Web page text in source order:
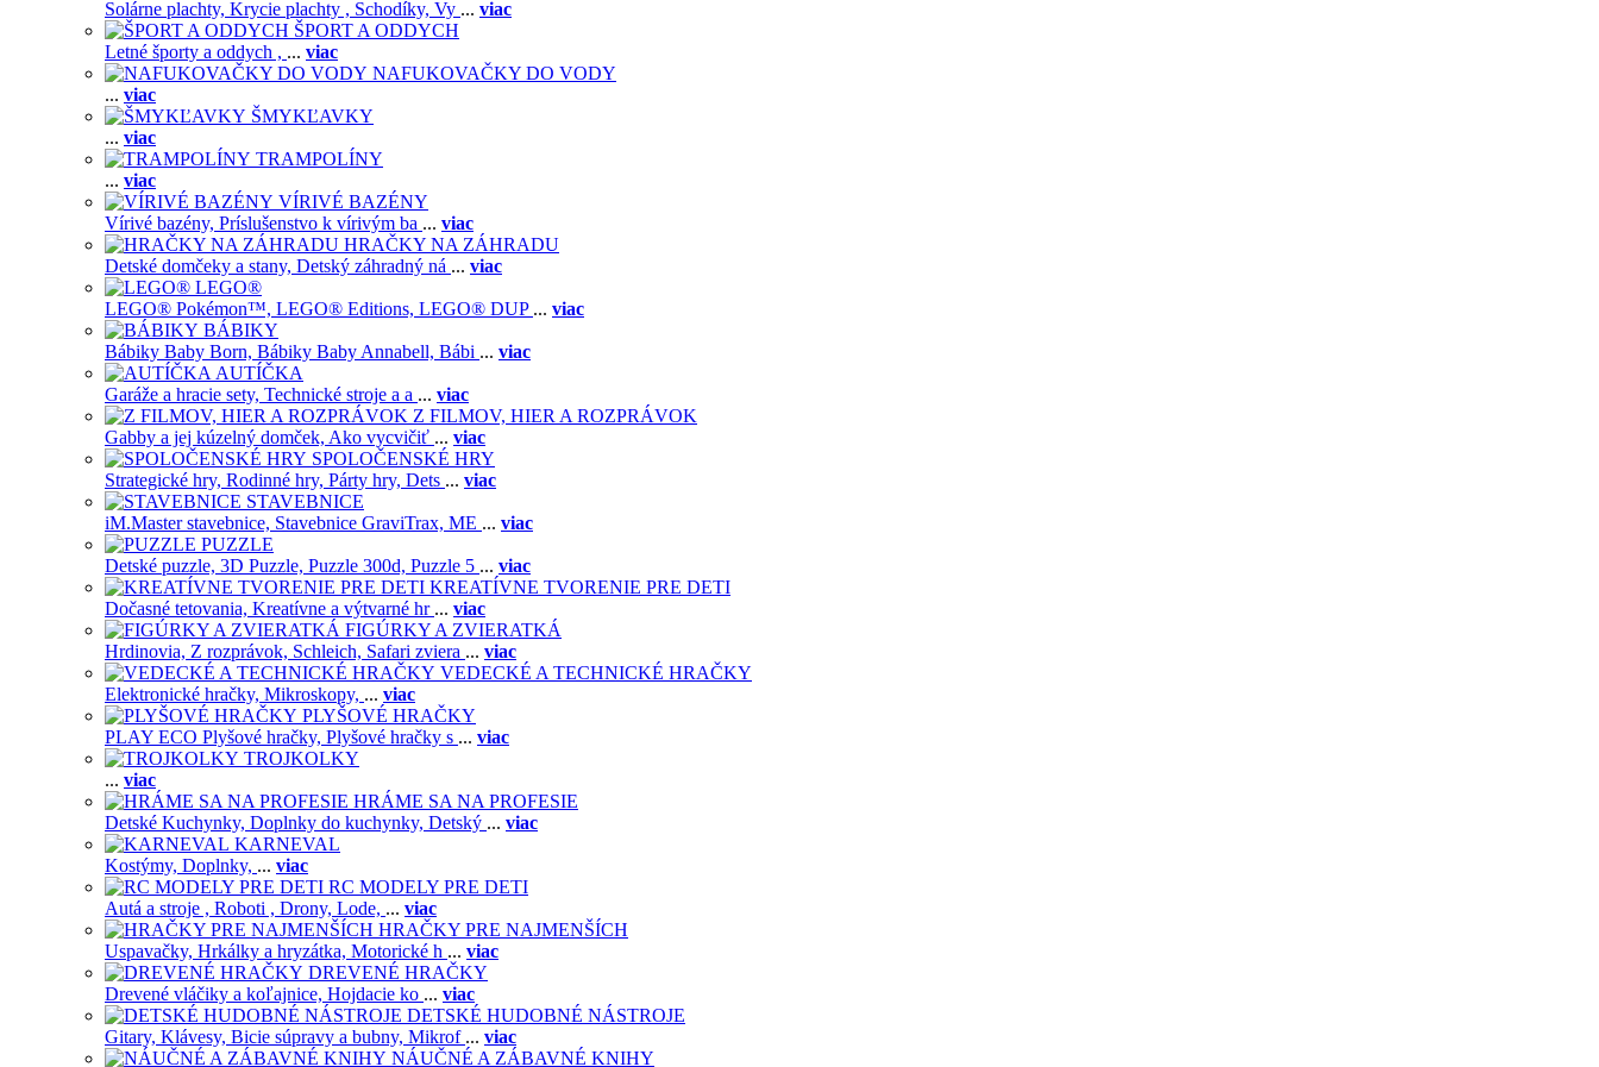
Solárne plachty, Krycie plachty , Schodíky, Vy ... viac
ŠPORT A ODDYCH
Letné športy a oddych , ... viac
NAFUKOVAČKY DO VODY
... viac
ŠMYKĽAVKY
... viac
TRAMPOLÍNY
... viac
VÍRIVÉ BAZÉNY
Vírivé bazény, Príslušenstvo k vírivým ba ... viac
HRAČKY NA ZÁHRADU
Detské domčeky a stany, Detský záhradný ná ... viac
LEGO®
LEGO® Pokémon™, LEGO® Editions, LEGO® DUP ... viac
BÁBIKY
Bábiky Baby Born, Bábiky Baby Annabell, Bábi ... viac
AUTÍČKA
Garáže a hracie sety, Technické stroje a a ... viac
Z FILMOV, HIER A ROZPRÁVOK
Gabby a jej kúzelný domček, Ako vycvičiť ... viac
SPOLOČENSKÉ HRY
Strategické hry, Rodinné hry, Párty hry, Dets ... viac
STAVEBNICE
iM.Master stavebnice, Stavebnice GraviTrax, ME ... viac
PUZZLE
Detské puzzle, 3D Puzzle, Puzzle 300d, Puzzle 5 ... viac
KREATÍVNE TVORENIE PRE DETI
Dočasné tetovania, Kreatívne a výtvarné hr ... viac
FIGÚRKY A ZVIERATKÁ
Hrdinovia, Z rozprávok, Schleich, Safari zviera ... viac
VEDECKÉ A TECHNICKÉ HRAČKY
Elektronické hračky, Mikroskopy, ... viac
PLYŠOVÉ HRAČKY
PLAY ECO Plyšové hračky, Plyšové hračky s ... viac
TROJKOLKY
... viac
HRÁME SA NA PROFESIE
Detské Kuchynky, Doplnky do kuchynky, Detský ... viac
KARNEVAL
Kostýmy, Doplnky, ... viac
RC MODELY PRE DETI
Autá a stroje , Roboti , Drony, Lode, ... viac
HRAČKY PRE NAJMENŠÍCH
Uspavačky, Hrkálky a hryzátka, Motorické h ... viac
DREVENÉ HRAČKY
Drevené vláčiky a koľajnice, Hojdacie ko ... viac
DETSKÉ HUDOBNÉ NÁSTROJE
Gitary, Klávesy, Bicie súpravy a bubny, Mikrof ... viac
NÁUČNÉ A ZÁBAVNÉ KNIHY